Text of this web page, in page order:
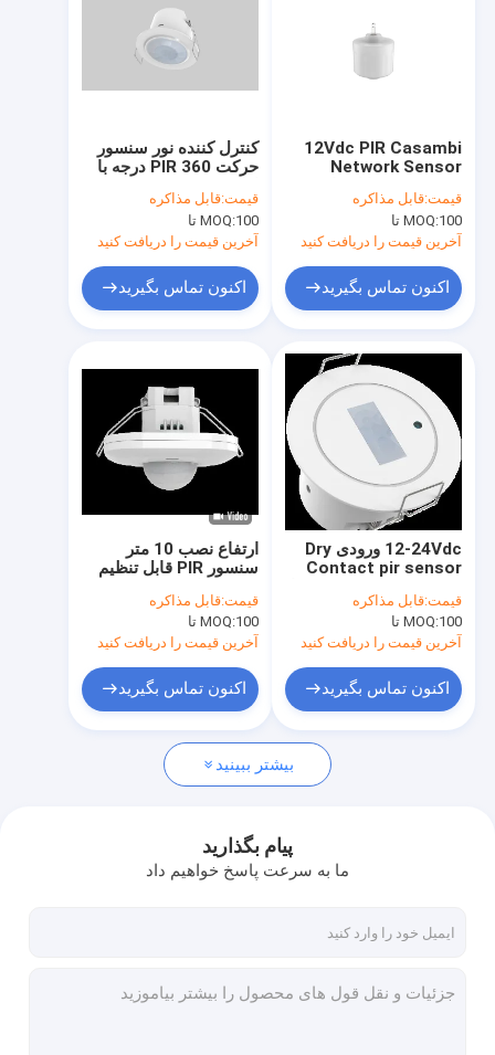
نمایش VR
درباره ما
با ما تماس بگیرید
درخواست نقل قول
Video
سنسور حرکت مایکروویو
سنسور حرکتی قابل تنظیم
دتکتورهای حضور سنسور
درایور LED قابل تنظیم
سنسور خاموش عملکرد
کنترل کننده نور سنسور
حرکت PIR 360 درجه با
خروجی تماس خشک
قیمت:قابل مذاکره
MOQ:100 تا
آخرین قیمت را دریافت کنید
اکنون تماس بگیرید
12Vdc PIR Casambi
Network Sensor
باتن LED
قیمت:قابل مذاکره
MOQ:100 تا
آخرین قیمت را دریافت کنید
اکنون تماس بگیرید
ارتفاع نصب 10 متر
سنسور PIR قابل تنظیم
5 سال گارانتی
قیمت:قابل مذاکره
MOQ:100 تا
آخرین قیمت را دریافت کنید
اکنون تماس بگیرید
12-24Vdc ورودی Dry
Contact pir sensor
لنز مستطیل مستطیل
قیمت:قابل مذاکره
MOQ:100 تا
آخرین قیمت را دریافت کنید
اکنون تماس بگیرید
بیشتر ببینید
پیام بگذارید
ما به سرعت پاسخ خواهیم داد